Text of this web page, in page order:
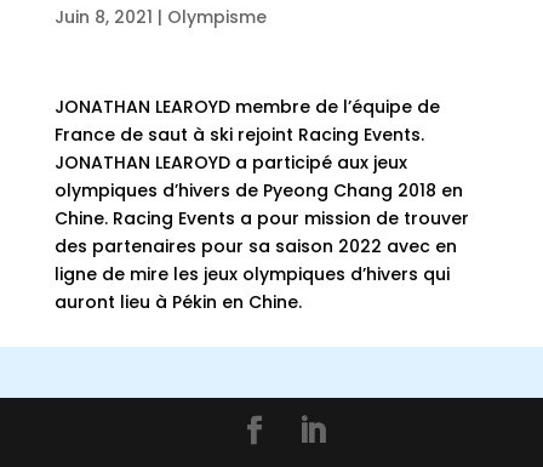
Juin 8, 2021 | Olympisme
JONATHAN LEAROYD membre de l’équipe de
France de saut à ski rejoint Racing Events.
JONATHAN LEAROYD a participé aux jeux
olympiques d’hivers de Pyeong Chang 2018 en
Chine. Racing Events a pour mission de trouver
des partenaires pour sa saison 2022 avec en
ligne de mire les jeux olympiques d’hivers qui
auront lieu à Pékin en Chine.